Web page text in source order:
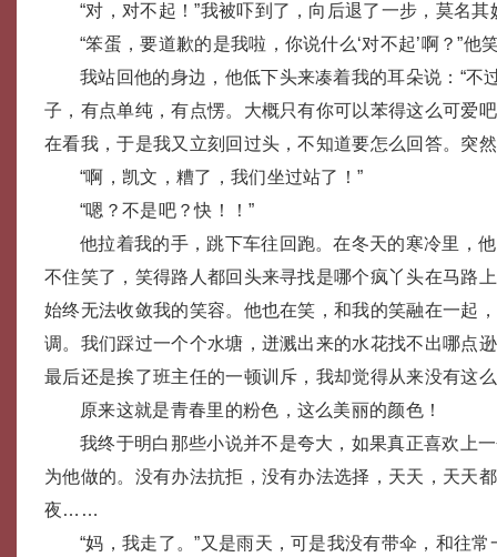
“对，对不起！”我被吓到了，向后退了一步，莫名
“笨蛋，要道歉的是我啦，你说什么‘对不起’啊？”他
我站回他的身边，他低下头来凑着我的耳朵说：“不
子，有点单纯，有点愣。大概只有你可以苯得这么可爱
在看我，于是我又立刻回过头，不知道要怎么回答。
“啊，凯文，糟了，我们坐过站了！”
“嗯？不是吧？快！！”
他拉着我的手，跳下车往回跑。在冬天的寒冷里，
不住笑了，笑得路人都回头来寻找是哪个疯丫头在马路
始终无法收敛我的笑容。他也在笑，和我的笑融在一起
调。我们踩过一个个水塘，迸溅出来的水花找不出哪点
最后还是挨了班主任的一顿训斥，我却觉得从来没有这
原来这就是青春里的粉色，这么美丽的颜色！
我终于明白那些小说并不是夸大，如果真正喜欢上
为他做的。没有办法抗拒，没有办法选择，天天，天天
夜……
“妈，我走了。”又是雨天，可是我没有带伞，和往